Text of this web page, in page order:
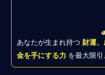
あなたが生まれ持つ 財運
金を手にする力 を最大限引